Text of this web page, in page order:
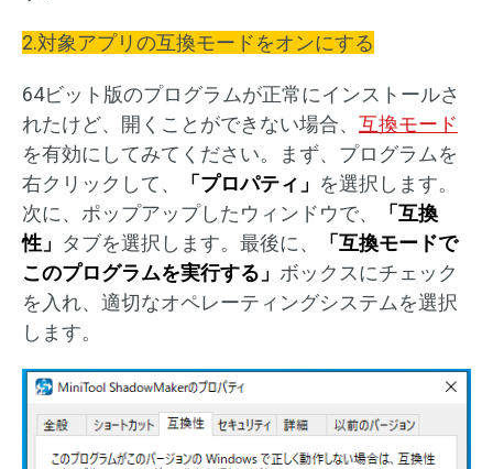
2.対象アプリの互換モードをオンにする
64ビット版のプログラムが正常にインストールさ
れたけど、開くことができない場合、 互換モード
を有効にしてみてください。まず、プログラムを
右クリックして、
「プロパティ」 を選択します。
次に、ポップアップしたウィンドウで、
「互換
性」 タブを選択します。最後に、
「互換モードで
このプログラムを実行する」 ボックスにチェック
を入れ、適切なオペレーティングシステムを選択
します。